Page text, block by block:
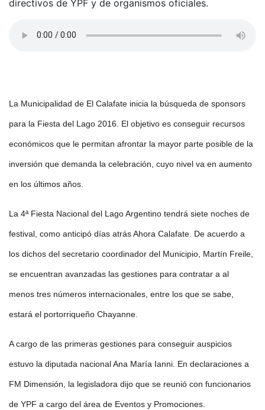
directivos de YPF y de organismos oficiales.
La Municipalidad de El Calafate inicia la búsqueda de sponsors
para la Fiesta del Lago 2016. El objetivo es conseguir recursos
económicos que le permitan afrontar la mayor parte posible de la
inversión que demanda la celebración, cuyo nivel va en aumento
en los últimos años.
La 4ª Fiesta Nacional del Lago Argentino tendrá siete noches de
festival, como anticipó días atrás Ahora Calafate. De acuerdo a
los dichos del secretario coordinador del Municipio, Martín Freile,
se encuentran avanzadas las gestiones para contratar a al
menos tres números internacionales, entre los que se sabe,
estará el portorriqueño Chayanne.
A cargo de las primeras gestiones para conseguir auspicios
estuvo la diputada nacional Ana María Ianni. En declaraciones a
FM Dimensión, la legisladora dijo que se reunió con funcionarios
de YPF a cargo del área de Eventos y Promociones.